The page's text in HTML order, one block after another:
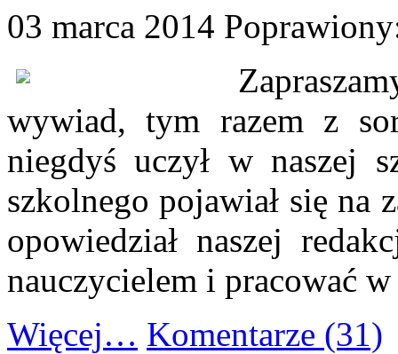
03 marca 2014
wywiad, tym razem z
niegdyś uczył w naszej
szkolnego pojawiał się na
opowiedział naszej
nauczycielem i pracować
Więcej… Komentarze (31)